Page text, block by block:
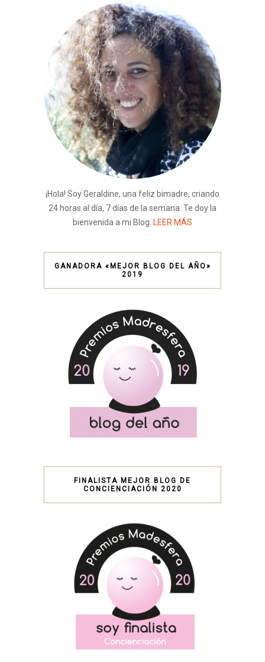
¡Hola! Soy Geraldine, una feliz bimadre, criando
24 horas al día, 7 días de la semana. Te doy la
bienvenida a mi Blog. LEER MÁS
GANADORA «MEJOR BLOG DEL AÑO»
2019
FINALISTA MEJOR BLOG DE
CONCIENCIACIÓN 2020